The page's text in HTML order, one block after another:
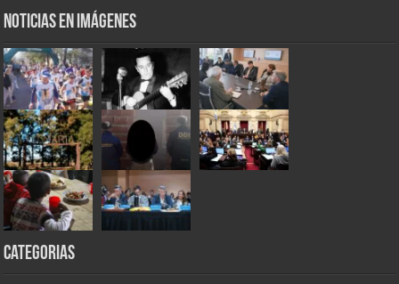
Noticias en Imágenes
Categorias